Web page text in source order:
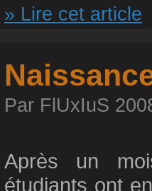
» Lire cet article
Par FlUxIuS
Après un
étudiants ont